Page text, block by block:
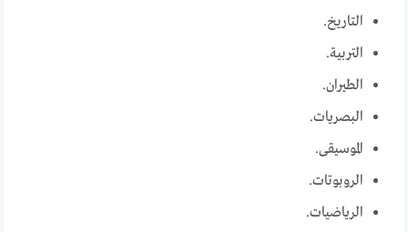
التاريخ.
التربية.
الطيران.
البصريات.
الموسيقى.
الروبوتات.
الرياضيات.